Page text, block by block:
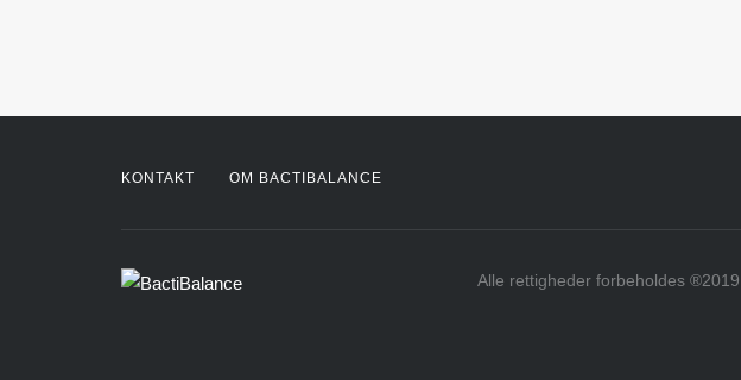
KONTAKT OM BACTIBALANCE
Alle rettigheder forbeholdes ®2019,